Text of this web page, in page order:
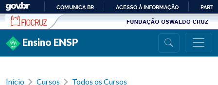
Ir para conteúdo
PARA
COMUNICA BR ACESSO À INFORMAÇÃO
Ensino ENSP
Início Cursos Todos os Cursos